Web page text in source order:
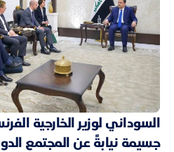
السوداني لوزير الخارجية
جسيمة نيابةً عن المجتمع